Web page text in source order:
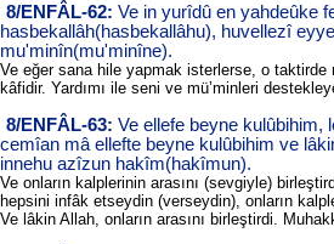
8/ENFÂL-62: Ve in yurîdû en yahdeûke
hasbekallâh(hasbekallâhu), huvellezî
mu'minîn(mu'minîne).
Ve eğer sana hile yapmak isterlerse, o
kâfidir. Yardımı ile seni ve mü’minleri
8/ENFÂL-63: Ve ellefe beyne kulûbihim,
cemîan mâ ellefte beyne kulûbihim ve
innehu azîzun hakîm(hakîmun).
Ve onların kalplerinin arasını (sevgiyle)
hepsini infâk etseydin (verseydin), onların
Ve lâkin Allah, onların arasını birleştirdi.